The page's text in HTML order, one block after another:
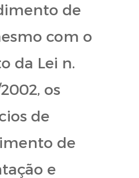
de
com o
da Lei n.
os
de
de
e